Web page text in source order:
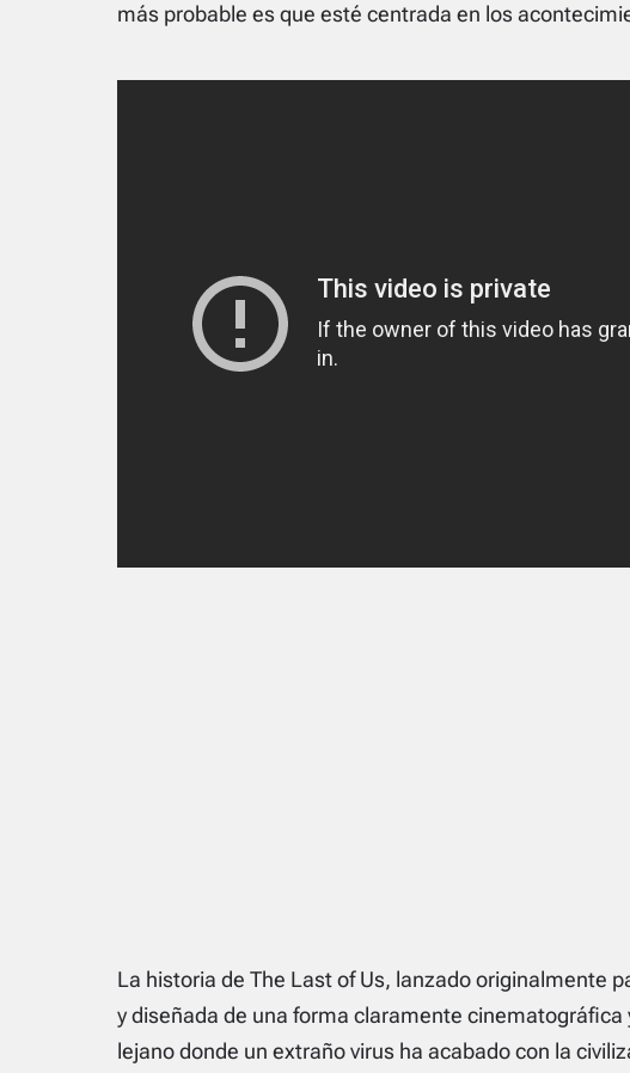
más probable es que esté centrada en los
La historia de The Last of Us, lanzado originalmente
y diseñada de una forma claramente
lejano donde un extraño virus ha acabado con la